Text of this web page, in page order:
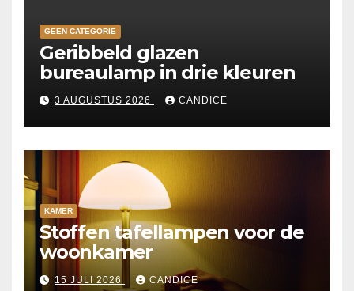
GEEN CATEGORIE
Geribbeld glazen
bureaulamp in drie kleuren
3 AUGUSTUS 2026 CANDICE
KAMER
Stoffen tafellampen voor de
woonkamer
15 JULI 2026 CANDICE